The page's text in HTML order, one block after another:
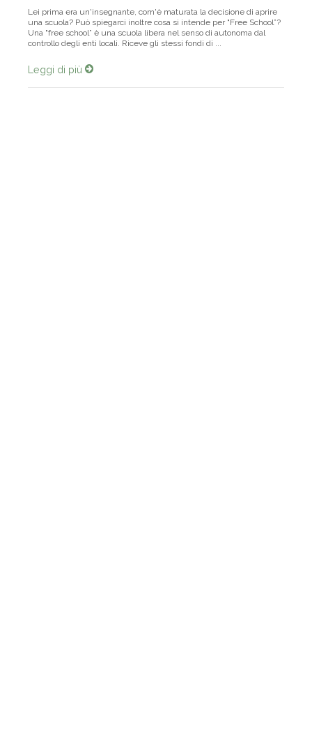
Lei prima era un'insegnante, com'è maturata la decisione di aprire
una scuola? Può spiegarci inoltre cosa si intende per "Free School”?
Una "free school” è una scuola libera nel senso di autonoma dal
controllo degli enti locali. Riceve gli stessi fondi di ...
Leggi di più